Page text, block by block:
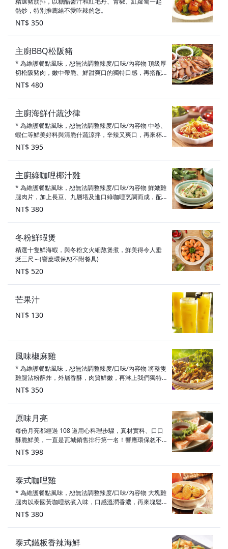
熱炒，特別推薦給不愛吃辣的您。
NT$ 350
主廚BBQ松阪豬
* 為維護餐點風味，恕無法調整辣度/口味/內容物 頂級厚
切松阪豬肉，嫩中帶脆、鮮甜爽口的獨特口感，再搭配
兩種自製沾醬，一吃愛上！
NT$ 480
主廚海鮮什蔬沙律
* 為維護餐點風味，恕無法調整辣度/口味/內容物 中卷、
蝦仁等鮮美好料與清脆什蔬涼拌，辛辣又爽口，再來杯
啤酒更是痛快過癮！
NT$ 395
主廚綠咖哩椰汁雞
* 為維護餐點風味，恕無法調整辣度/口味/內容物 鮮嫩雞
腿肉片，加上長豆、九層塔及進口綠咖哩烹調而成，配
飯香濃開胃！
NT$ 380
冬粉鮮蝦煲
精選十隻鮮海蝦，與冬粉文火細熬煲煮，鮮美得令人垂
涎三尺～(響應環保恕不附餐具)
NT$ 520
芒果汁
NT$ 130
風味椒麻雞
* 為維護餐點風味，恕無法調整辣度/口味/內容物 將整隻
雞腿沾粉酥炸，外層香酥，肉質鮮嫩，再淋上我們獨特
的椒麻醬汁，十分開胃下飯。
NT$ 350
原味月亮
每份月亮都經過 108 道用心料理步驟，真材實料、口口
酥脆鮮美，一直是瓦城銷售排行第一名！響應環保恕不
附餐具。
NT$ 398
泰式咖哩雞
* 為維護餐點風味，恕無法調整辣度/口味/內容物 大塊雞
腿肉以泰國黃咖哩熬煮入味，口感溫潤香濃，再來塊鬆
軟的馬鈴薯，飽實感十足！
NT$ 380
泰式鐵板香辣海鮮